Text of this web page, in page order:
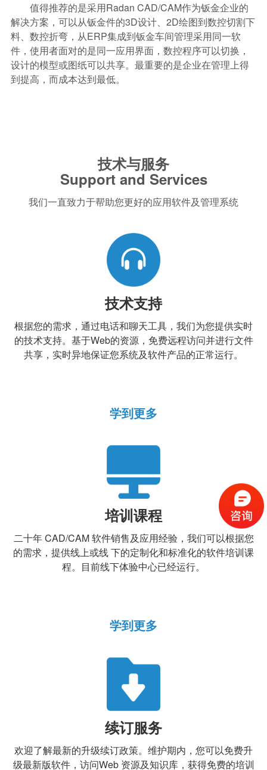
值得推荐的是采用Radan CAD/CAM作为钣金企业的
解决方案，可以从钣金件的3D设计、2D绘图到数控切割下
料、数控折弯，从ERP集成到钣金车间管理采用同一软
件，使用者面对的是同一应用界面，数控程序可以切换，
设计的模型或图纸可以共享。最重要的是企业在管理上得
到提高，而成本达到最低。
技术与服务
Support and Services
我们一直致力于帮助您更好的应用软件及管理系统
技术支持
根据您的需求，通过电话和聊天工具，我们为您提供实时
的技术支持。基于Web的资源，免费远程访问并进行文件
共享，实时异地保证您系统及软件产品的正常运行。
学到更多
培训课程
二十年 CAD/CAM 软件销售及应用经验，我们可以根据您
的需求，提供线上或线 下的定制化和标准化的软件培训课
程。目前线下体验中心已经运行。
学到更多
续订服务
欢迎了解最新的升级续订政策。维护期内，您可以免费升
级最新版软件，访问Web 资源及知识库，获得免费的培训